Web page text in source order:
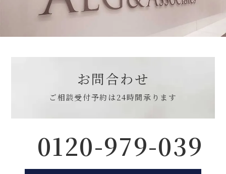
お問合わせ
ご相談受付予約は24時間承ります
0120-979-039